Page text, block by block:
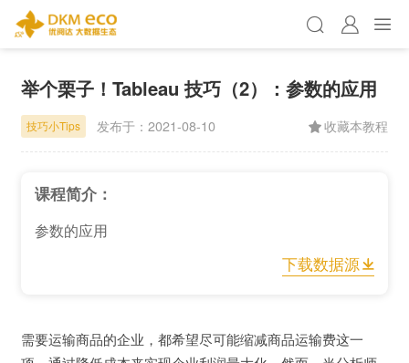
举个栗子！Tableau 技巧（2）：参数的应用
技巧小Tips 发布于： 2021-08-10 收藏本教程
课程简介：
参数的应用
下载数据源
需要运输商品的企业，都希望尽可能缩减商品运输费这一